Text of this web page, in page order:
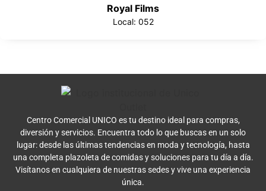
Royal Films
Local: 052
Centro Comercial UNICO es tu destino ideal para compras,
diversión y servicios. Encuentra todo lo que buscas en un solo
lugar: desde las últimas tendencias en moda y tecnología, hasta
una completa plazoleta de comidas y soluciones para tu día a día.
Visítanos en cualquiera de nuestras sedes y vive una experiencia
única.